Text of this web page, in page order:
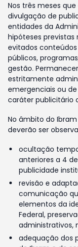
Nos três meses
divulgação de
entidades da
hipóteses
evitados
públicos,
gestão.
estritamente
emergenciais ou
caráter publicitário
No âmbito do
deverão ser
ocultação
anteriores a 4
publicidade
revisão e
comunicação
elementos da
Federal,
administrativos,
adequação dos